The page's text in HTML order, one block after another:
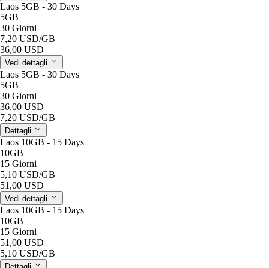
Laos 5GB - 30 Days
5GB
30 Giorni
7,20 USD/GB
36,00 USD
Vedi dettagli
Laos 5GB - 30 Days
5GB
30 Giorni
36,00 USD
7,20 USD/GB
Dettagli
Laos 10GB - 15 Days
10GB
15 Giorni
5,10 USD/GB
51,00 USD
Vedi dettagli
Laos 10GB - 15 Days
10GB
15 Giorni
51,00 USD
5,10 USD/GB